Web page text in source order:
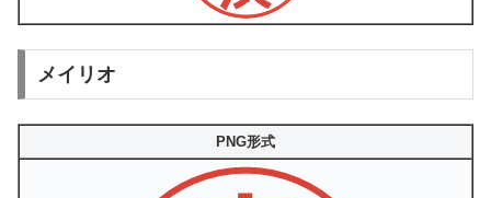
メイリオ
PNG形式